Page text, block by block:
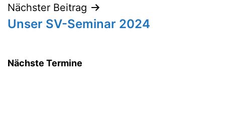
Nächster Beitrag
Unser SV-Seminar 2024
Nächste Termine